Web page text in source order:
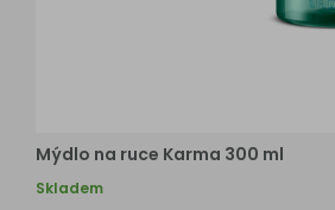
Mýdlo na ruce Karma 300 ml
Skladem